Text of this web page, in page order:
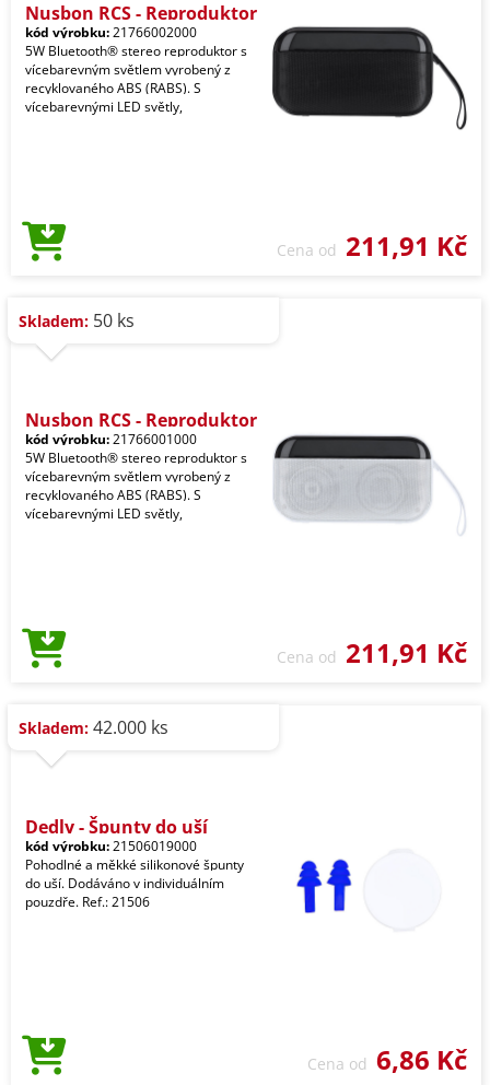
Nusbon RCS - Reproduktor
kód výrobku:21766002000
5W Bluetooth® stereo reproduktor s
vícebarevným světlem vyrobený z
recyklovaného ABS (RABS). S
vícebarevnými LED světly,
Cena od 211,91 Kč
Skladem: 50 ks
Nusbon RCS - Reproduktor
kód výrobku:21766001000
5W Bluetooth® stereo reproduktor s
vícebarevným světlem vyrobený z
recyklovaného ABS (RABS). S
vícebarevnými LED světly,
Cena od 211,91 Kč
Skladem: 42.000 ks
Dedly - Špunty do uší
kód výrobku:21506019000
Pohodlné a měkké silikonové špunty
do uší. Dodáváno v individuálním
pouzdře. Ref.: 21506
Cena od 6,86 Kč